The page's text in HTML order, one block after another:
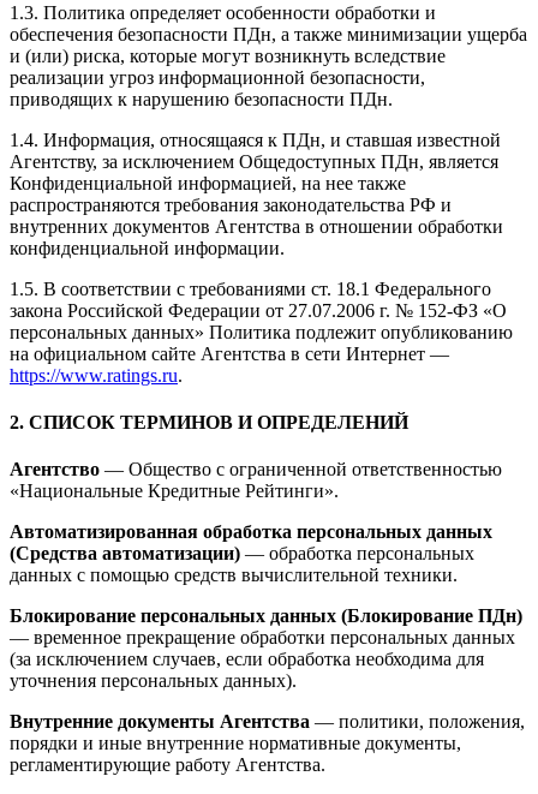
1.3. Политика определяет особенности обработки и
обеспечения безопасности ПДн, а также минимизации ущерба
и (или) риска, которые могут возникнуть вследствие
реализации угроз информационной безопасности,
приводящих к нарушению безопасности ПДн.
1.4. Информация, относящаяся к ПДн, и ставшая известной
Агентству, за исключением Общедоступных ПДн, является
Конфиденциальной информацией, на нее также
распространяются требования законодательства РФ и
внутренних документов Агентства в отношении обработки
конфиденциальной информации.
1.5. В соответствии с требованиями ст. 18.1 Федерального
закона Российской Федерации от 27.07.2006 г. № 152-ФЗ «О
персональных данных» Политика подлежит опубликованию
на официальном сайте Агентства в сети Интернет —
https://www.ratings.ru.
2. СПИСОК ТЕРМИНОВ И ОПРЕДЕЛЕНИЙ
Агентство — Общество с ограниченной ответственностью
«Национальные Кредитные Рейтинги».
Автоматизированная обработка персональных данных
(Средства автоматизации) — обработка персональных
данных с помощью средств вычислительной техники.
Блокирование персональных данных (Блокирование ПДн)
— временное прекращение обработки персональных данных
(за исключением случаев, если обработка необходима для
уточнения персональных данных).
Внутренние документы Агентства — политики, положения,
порядки и иные внутренние нормативные документы,
регламентирующие работу Агентства.